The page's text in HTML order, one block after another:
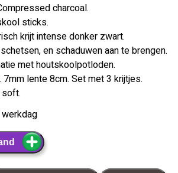
charcoal.
sticks.
krijt intense donker zwart.
en schaduwen aan te brengen.
met houtskoolpotloden.
7mm lente 8cm. Set met 3 krijtjes.
soft.